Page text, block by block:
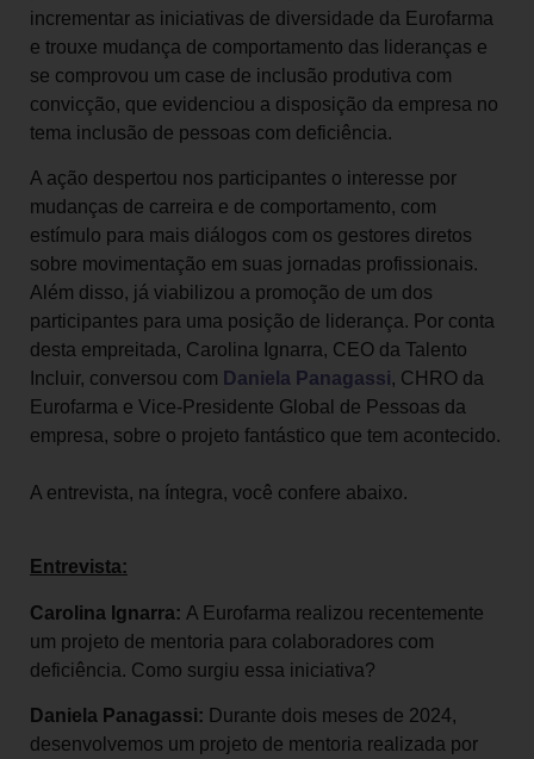
incrementar as iniciativas de diversidade da Eurofarma
e trouxe mudança de comportamento das lideranças e
se comprovou um case de inclusão produtiva com
convicção, que evidenciou a disposição da empresa no
tema inclusão de pessoas com deficiência.
A ação despertou nos participantes o interesse por
mudanças de carreira e de comportamento, com
estímulo para mais diálogos com os gestores diretos
sobre movimentação em suas jornadas profissionais.
Além disso, já viabilizou a promoção de um dos
participantes para uma posição de liderança. Por conta
desta empreitada, Carolina Ignarra, CEO da Talento
Incluir, conversou com Daniela Panagassi, CHRO da
Eurofarma e Vice-Presidente Global de Pessoas da
empresa, sobre o projeto fantástico que tem acontecido.
A entrevista, na íntegra, você confere abaixo.
Entrevista:
Carolina Ignarra: A Eurofarma realizou recentemente
um projeto de mentoria para colaboradores com
deficiência. Como surgiu essa iniciativa?
Daniela Panagassi: Durante dois meses de 2024,
desenvolvemos um projeto de mentoria realizada por